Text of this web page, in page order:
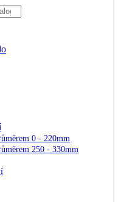
0 - 220mm
250 - 330mm